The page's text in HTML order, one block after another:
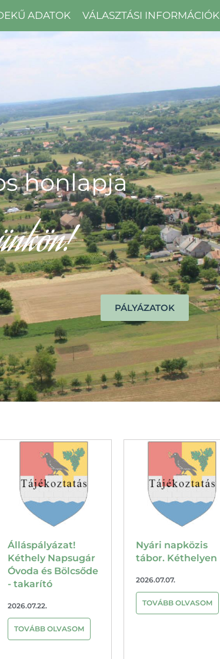
ADATOK VÁLASZTÁSI INFORMÁCIÓK
honlapja
PÁLYÁZATOK
Nyári napközis
tábor. Kéthelyen
2026.07.07.
TOVÁBB OLVASOM
Falunap Kéthely
2026.06.12-13.
2026.06.04.